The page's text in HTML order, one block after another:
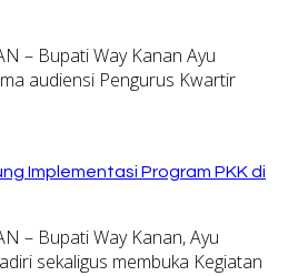
– Bupati Way Kanan Ayu
audiensi Pengurus Kwartir
Implementasi Program PKK di
– Bupati Way Kanan, Ayu
sekaligus membuka Kegiatan